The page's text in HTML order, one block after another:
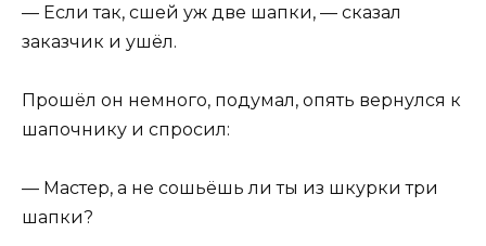
— Если так, сшей уж две шапки, — сказал
заказчик и ушёл.
Прошёл он немного, подумал, опять вернулся к
шапочнику и спросил:
— Мастер, а не сошьёшь ли ты из шкурки три
шапки?